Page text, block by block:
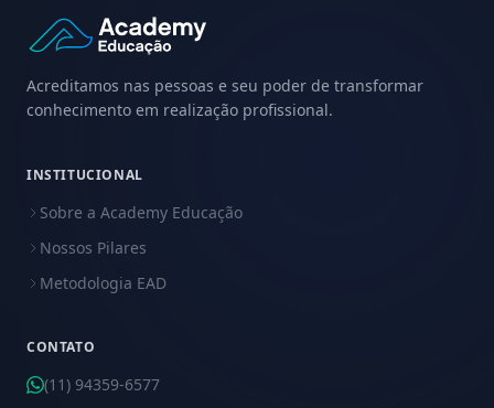
Acreditamos nas pessoas e seu poder de transformar
conhecimento em realização profissional.
INSTITUCIONAL
Sobre a Academy Educação
Nossos Pilares
Metodologia EAD
CONTATO
(11) 94359-6577